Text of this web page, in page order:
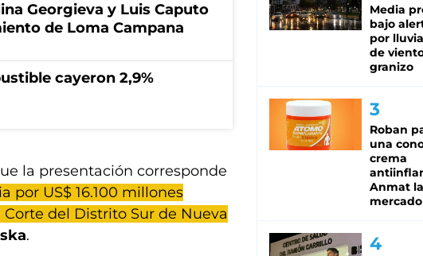
Georgieva y Luis Caputo
de Loma Campana
cayeron 2,9%
la presentación corresponde
por US$ 16.100 millones
del Distrito Sur de Nueva
.
Media
bajo
por
de
granizo
Roban
una
crema
Anmat
mercado